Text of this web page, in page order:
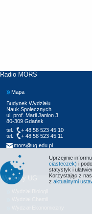
Radio MORS
Mapa
Budynek Wydziału
Nauk Społecznych
ul. prof. Marii Janion 3
80-309 Gdańsk
tel.:
+ 48 58 523 45 10
tel.:
+ 48 58 523 45 11
mors@ug.edu.pl
Wydziały UG
Uprzejmie
ciasteczek) i
statystyk i
Korzystając z
z aktualnymi